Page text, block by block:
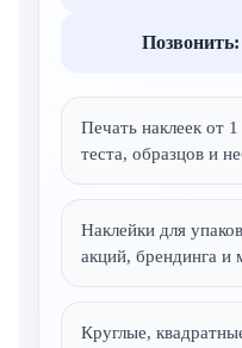
Позвонить:
Печать наклеек от
теста, образцов и
Наклейки для
акций, брендинга и
Круглые,